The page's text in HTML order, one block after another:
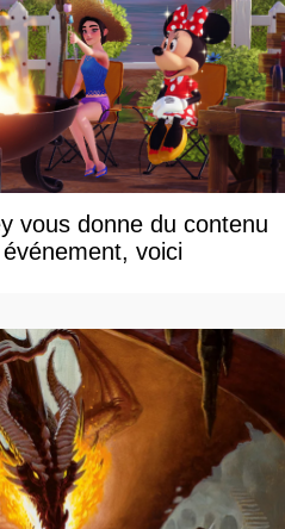
vous donne du contenu
voici